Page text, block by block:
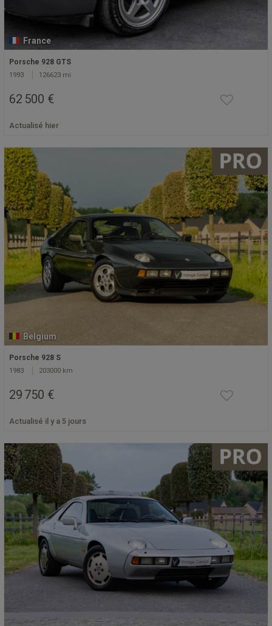
France
Porsche 928 GTS
1993 126623 mi
62 500 €
Actualisé hier
Belgium
Porsche 928 S
1983 203000 km
29 750 €
Actualisé il y a 5 jours